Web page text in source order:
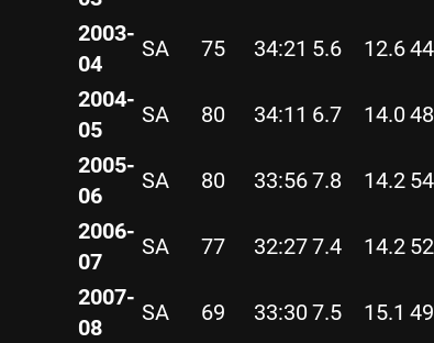
2003-
04
SA 75 34:21 5.6 12.6
2004-
05
SA 80 34:11 6.7 14.0
2005-
06
SA 80 33:567.8 14.2
2006-
07
SA 77 32:277.4 14.2
2007-
08
SA 69 33:30 7.5 15.1